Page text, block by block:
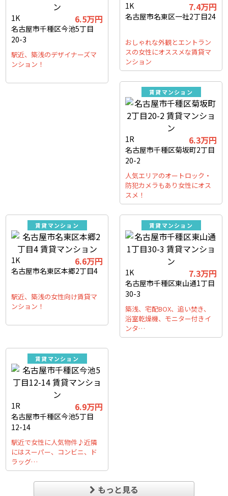
1K 6.5万円
名古屋市千種区今池5丁目
20-3
駅近、築浅のデザイナーズマ
ンション！
1K 7.4万円
名古屋市名東区一社2丁目24
おしゃれな外観とエントラン
スの女性にオススメな賃貸マ
ンション
賃貸マンション
1R 6.3万円
名古屋市千種区菊坂町2丁目
20-2
人気エリアのオートロック・
防犯カメラもあり女性にオス
スメ！
賃貸マンション
1K 6.6万円
名古屋市名東区本郷2丁目4
駅近、築浅の女性向け賃貸マ
ンション！
賃貸マンション
1K 7.3万円
名古屋市千種区東山通1丁目
30-3
築浅、宅配BOX、追い焚き、
浴室乾燥機、モニター付きイ
ンタ…
賃貸マンション
1R 6.9万円
名古屋市千種区今池5丁目
12-14
駅近で女性に人気物件♪近隣
にはスーパー、コンビニ、ド
ラッグ…
もっと見る